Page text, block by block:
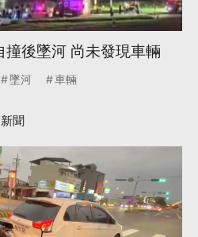
後墜河 尚未發現車輛
墜河 車輛
聞